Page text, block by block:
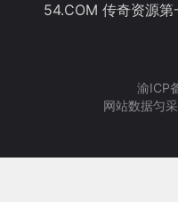
54.COM 传奇资源
渝ICP
网站数据匀